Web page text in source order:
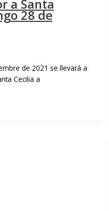
a Santa
28 de
de 2021 se llevará a
Cecilia a